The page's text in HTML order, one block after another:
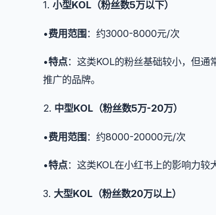
1. 小型KOL（粉丝数5万以下）
•费用范围：约3000-8000元/次
•特点：这类KOL的粉丝基础较小，但
推广的品牌。
2. 中型KOL（粉丝数5万-20万）
•费用范围：约8000-20000元/次
•特点：这类KOL在小红书上的影响力较
3. 大型KOL（粉丝数20万以上）